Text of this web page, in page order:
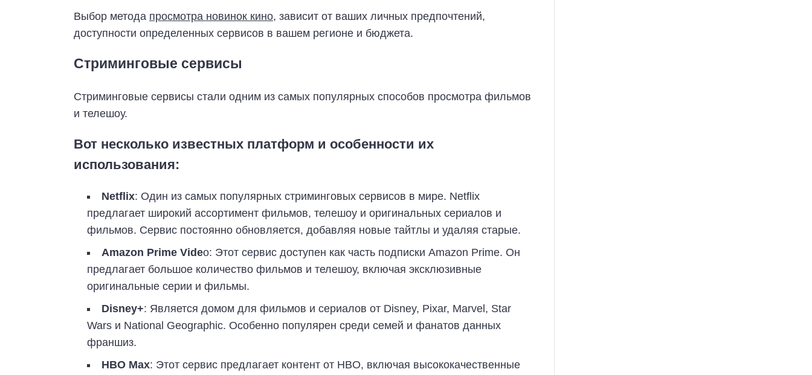
Выбор метода просмотра новинок кино, зависит от ваших личных предпочтений,
доступности определенных сервисов в вашем регионе и бюджета.
Стриминговые сервисы
Стриминговые сервисы стали одним из самых популярных способов просмотра фильмов
и телешоу.
Вот несколько известных платформ и особенности их
использования:
Netflix: Один из самых популярных стриминговых сервисов в мире. Netflix
предлагает широкий ассортимент фильмов, телешоу и оригинальных сериалов и
фильмов. Сервис постоянно обновляется, добавляя новые тайтлы и удаляя старые.
Amazon Prime Video: Этот сервис доступен как часть подписки Amazon Prime. Он
предлагает большое количество фильмов и телешоу, включая эксклюзивные
оригинальные серии и фильмы.
Disney+: Является домом для фильмов и сериалов от Disney, Pixar, Marvel, Star
Wars и National Geographic. Особенно популярен среди семей и фанатов данных
франшиз.
HBO Max: Этот сервис предлагает контент от HBO, включая высококачественные